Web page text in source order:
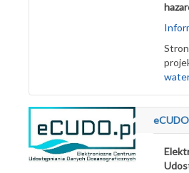
eCUDO